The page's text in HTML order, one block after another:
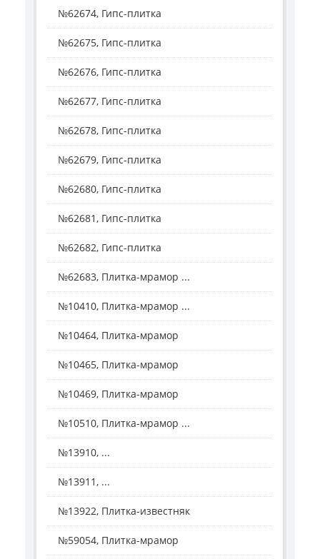
№62674, Гипс-плитка
№62675, Гипс-плитка
№62676, Гипс-плитка
№62677, Гипс-плитка
№62678, Гипс-плитка
№62679, Гипс-плитка
№62680, Гипс-плитка
№62681, Гипс-плитка
№62682, Гипс-плитка
№62683, Плитка-мрамор ...
№10410, Плитка-мрамор ...
№10464, Плитка-мрамор
№10465, Плитка-мрамор
№10469, Плитка-мрамор
№10510, Плитка-мрамор ...
№13910, ...
№13911, ...
№13922, Плитка-известняк
№59054, Плитка-мрамор